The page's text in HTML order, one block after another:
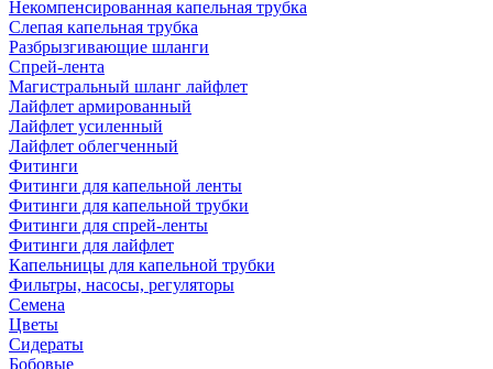
Некомпенсированная капельная трубка
Слепая капельная трубка
Разбрызгивающие шланги
Спрей-лента
Магистральный шланг лайфлет
Лайфлет армированный
Лайфлет усиленный
Лайфлет облегченный
Фитинги
Фитинги для капельной ленты
Фитинги для капельной трубки
Фитинги для спрей-ленты
Фитинги для лайфлет
Капельницы для капельной трубки
Фильтры, насосы, регуляторы
Семена
Цветы
Сидераты
Бобовые